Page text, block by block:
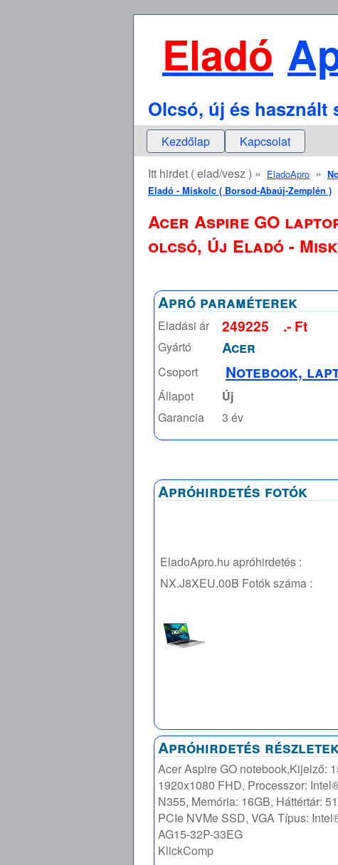
Eladó
Olcsó, új és
Kezdőlap Kapcsolat
Itt hirdet ( elad/vesz ) » EladoApro »
Eladó - Miskolc ( Borsod-Abaúj-Zemplén )
Acer Aspire GO
olcsó, Új Eladó -
Apró paraméterek
Eladási ár 249225 .- Ft
Gyártó Acer
Csoport Notebook,
Állapot
Új
Garancia
3 év
Apróhirdetés fotók
EladoApro.hu apróhirdetés :
NX.J8XEU.00B Fotók száma :
Apróhirdetés
Acer Aspire GO notebook,Kijelző:
1920x1080 FHD, Processzor:
N355, Memória: 16GB, Háttértár:
PCIe NVMe SSD, VGA Típus:
AG15-32P-33EG
KlickComp